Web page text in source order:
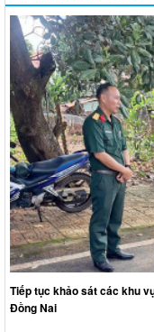
Tiếp tục khảo sát các khu
Đồng Nai